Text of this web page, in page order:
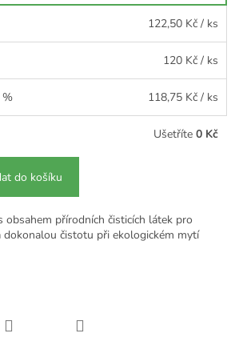
122,50 Kč / ks
120 Kč / ks
% 118,75 Kč / ks
Ušetříte 0 Kč
do košíku
obsahem přírodních čisticích látek pro
dokonalou čistotu při ekologickém mytí